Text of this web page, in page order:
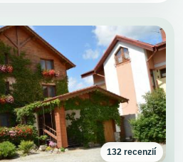
132 recenzií